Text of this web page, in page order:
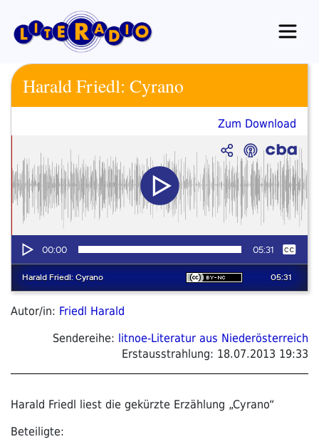
Inhalt
springen
Harald Friedl: Cyrano
Zum Download
Autor/in: Friedl Harald
Sendereihe: litnoe-Literatur aus Niederösterreich
Erstausstrahlung: 18.07.2013 19:33
Harald Friedl liest die gekürzte Erzählung „Cyrano“
Beteiligte: